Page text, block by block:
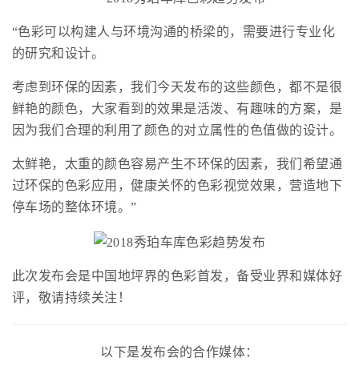
“色彩可以构建人与环境沟通的桥梁的，需要进行专业化
的研究和设计。
考虑到环保的因素，我们今天发布的这些颜色，都不是很
鲜艳的颜色，大家看到的效果是活泼、有趣味的方案，是
因为我们合理的利用了颜色的对立属性的色值做的设计。
太鲜艳，太重的颜色容易产生不环保的因素，我们希望通
过环保的色彩应用，健康关怀的色彩视觉效果，营造地下
停车场的整体环境。”
此次发布会是中国地坪界的色彩首发，备受业界和媒体好
评，敬请持续关注！
以下是发布会的合作媒体：